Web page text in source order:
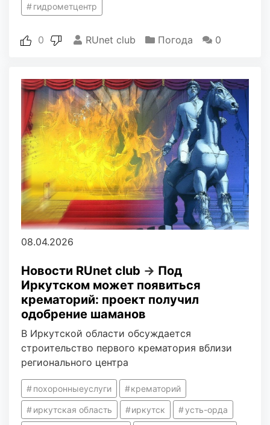
гидрометцентр
0 RUnet club Погода 0
08.04.2026
Новости RUnet club → Под
Иркутском может появиться
крематорий: проект получил
одобрение шаманов
В Иркутской области обсуждается
строительство первого крематория вблизи
регионального центра
похоронныеуслуги крематорий
иркутская область иркутск усть-орда